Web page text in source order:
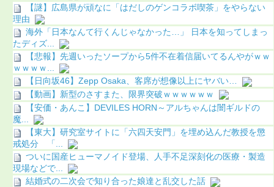
【謎】広島県が頑なに「はだしのゲンコラボ喫茶」をやらない
理由
海外「日本なんて行くんじゃなかった…」 日本を知ってしまっ
たディズ...
【悲報】先週いったソープから5件不在着信届いてるんやがｗｗ
ｗｗｗｗ...
【日向坂46】Zepp Osaka、客席が想像以上にヤバい…
【動画】新型のさすまた、限界突破ｗｗｗｗｗｗ
【安価・あんこ】DEVILES HORN～アルちゃんは闇ギルドの
魔...
【東大】研究室サイトに「六四天安門」を埋め込んだ教授を懲
戒処分 「...
ついに国産ヒューマノイド登場、人手不足深刻化の医療・製造
現場などで...
結婚式の二次会で知り合った娘達と乱交した話